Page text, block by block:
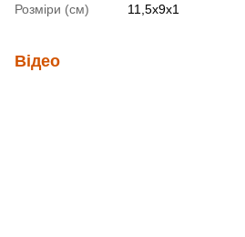
Розміри (см)
11,5х9х1
Відео